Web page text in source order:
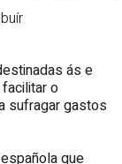
ás e
o
sufragar gastos
que